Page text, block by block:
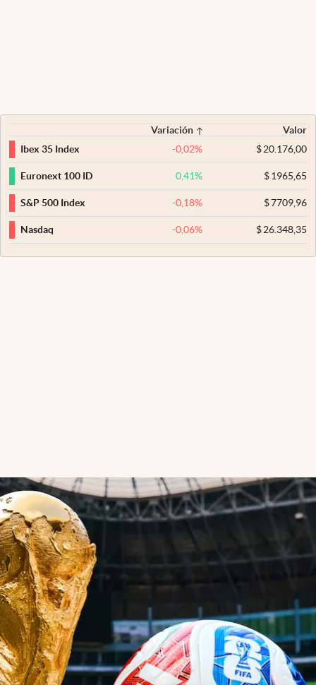
Variación
Valor
Ibex 35 Index
-0,02% $20.176,00
Euronext 100 ID 0,41% $1965,65
S&P 500 Index -0,18% $7709,96
Nasdaq -0,06% $26.348,35